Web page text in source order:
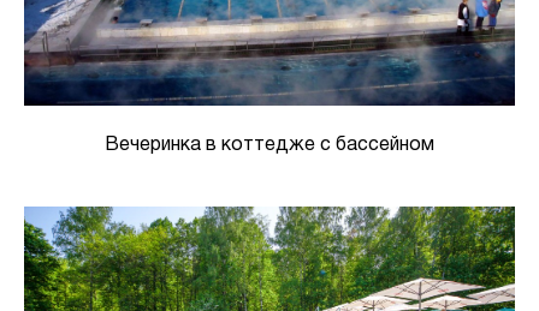
Вечеринка в коттедже с бассейном